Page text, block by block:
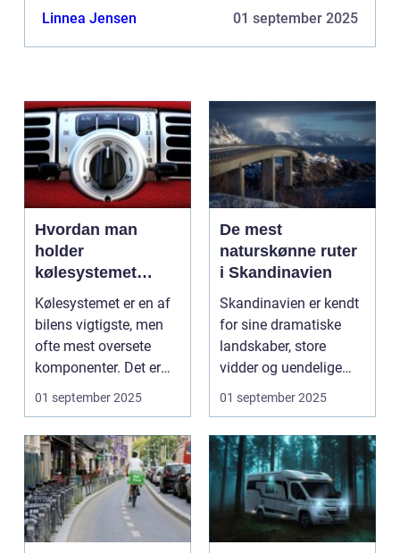
der giver din forrude den revne, der forstyrrer dit
Linnea Jensen 01 september 2025
Hvordan man
holder
kølesystemet
effektivt
Kølesystemet er en af
bilens vigtigste, men
ofte mest oversete
komponenter. Det er
ansvarligt...
01 september 2025
De mest
naturskønne ruter
i Skandinavien
Skandinavien er kendt
for sine dramatiske
landskaber, store
vidder og uendelige
naturoplevelser. Fra...
01 september 2025